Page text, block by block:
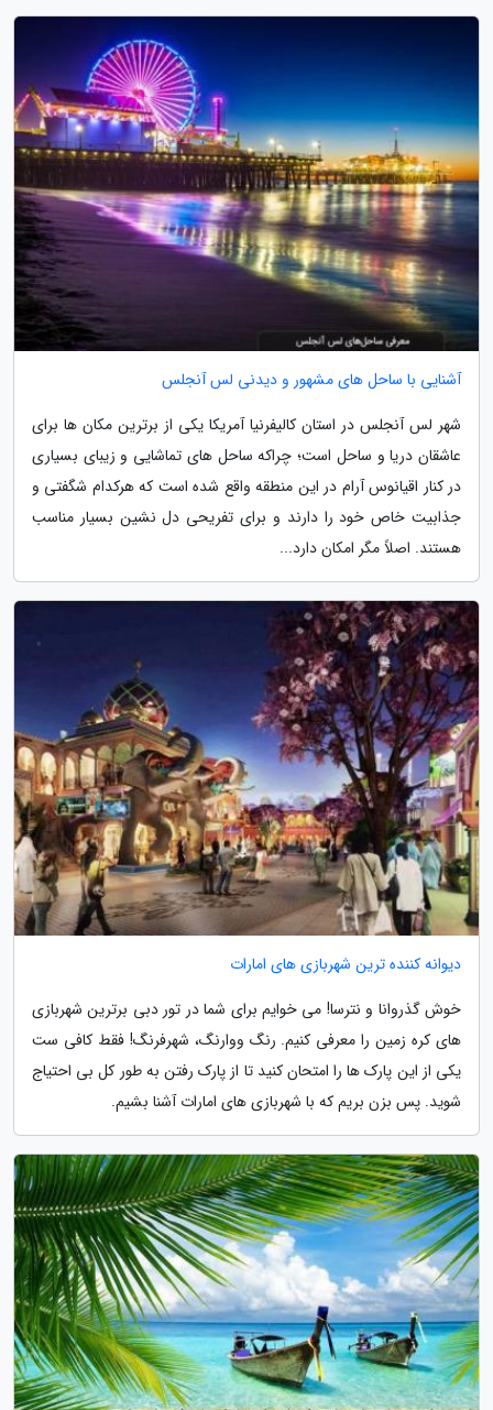
آشنایی با ساحل های مشهور و دیدنی لس آنجلس
شهر لس آنجلس در استان کالیفرنیا آمریکا یکی از برترین مکان ها برای
عاشقان دریا و ساحل است؛ چراکه ساحل های تماشایی و زیبای بسیاری
در کنار اقیانوس آرام در این منطقه واقع شده است که هرکدام شگفتی و
جذابیت خاص خود را دارند و برای تفریحی دل نشین بسیار مناسب
هستند. اصلاً مگر امکان دارد...
دیوانه کننده ترین شهربازی های امارات
خوش گذروانا و نترسا! می خوایم برای شما در تور دبی برترین شهربازی
های کره زمین را معرفی کنیم. رنگ ووارنگ، شهرفرنگ! فقط کافی ست
یکی از این پارک ها را امتحان کنید تا از پارک رفتن به طور کل بی احتیاج
شوید. پس بزن بریم که با شهربازی های امارات آشنا بشیم.